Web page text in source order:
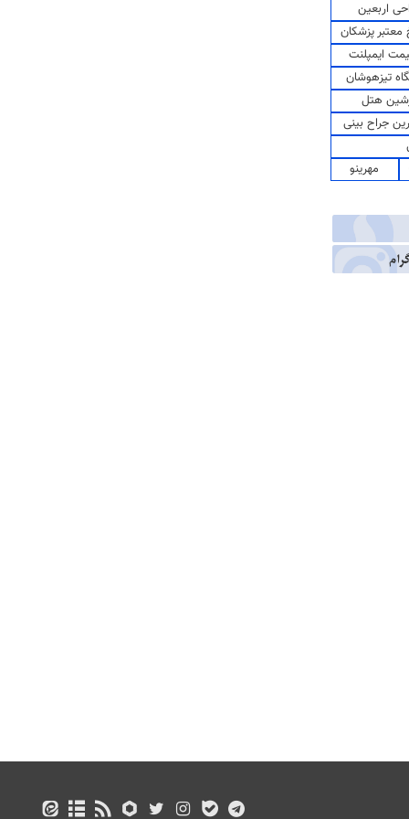
اربعین
پزشکان
ایمپلنت
تیزهوشان
هتل
جراح بینی
مهرینو